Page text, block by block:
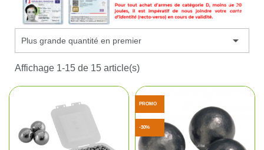
Plus grande quantité en premier 
Affichage 1-15 de 15 article(s)
PROMO
-30%